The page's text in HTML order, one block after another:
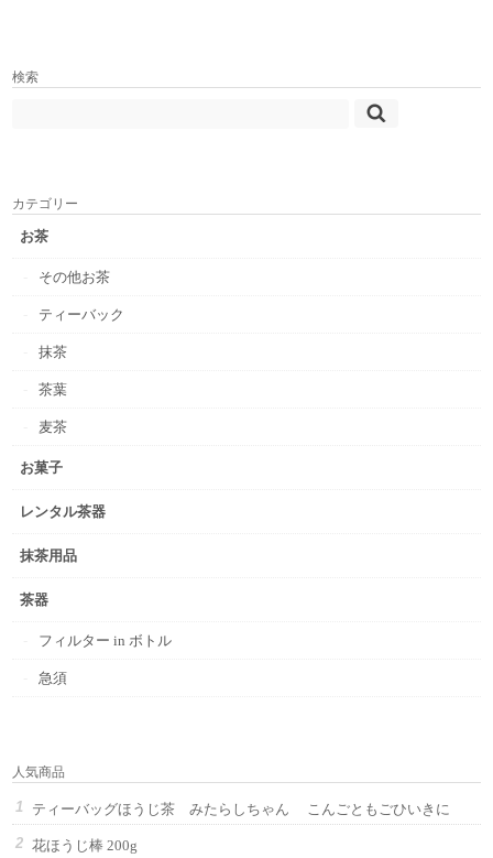
検索
カテゴリー
お茶
その他お茶
ティーバック
抹茶
茶葉
麦茶
お菓子
レンタル茶器
抹茶用品
茶器
フィルター in ボトル
急須
人気商品
ティーバッグほうじ茶 みたらしちゃん こんごともごひいきに
花ほうじ棒 200g